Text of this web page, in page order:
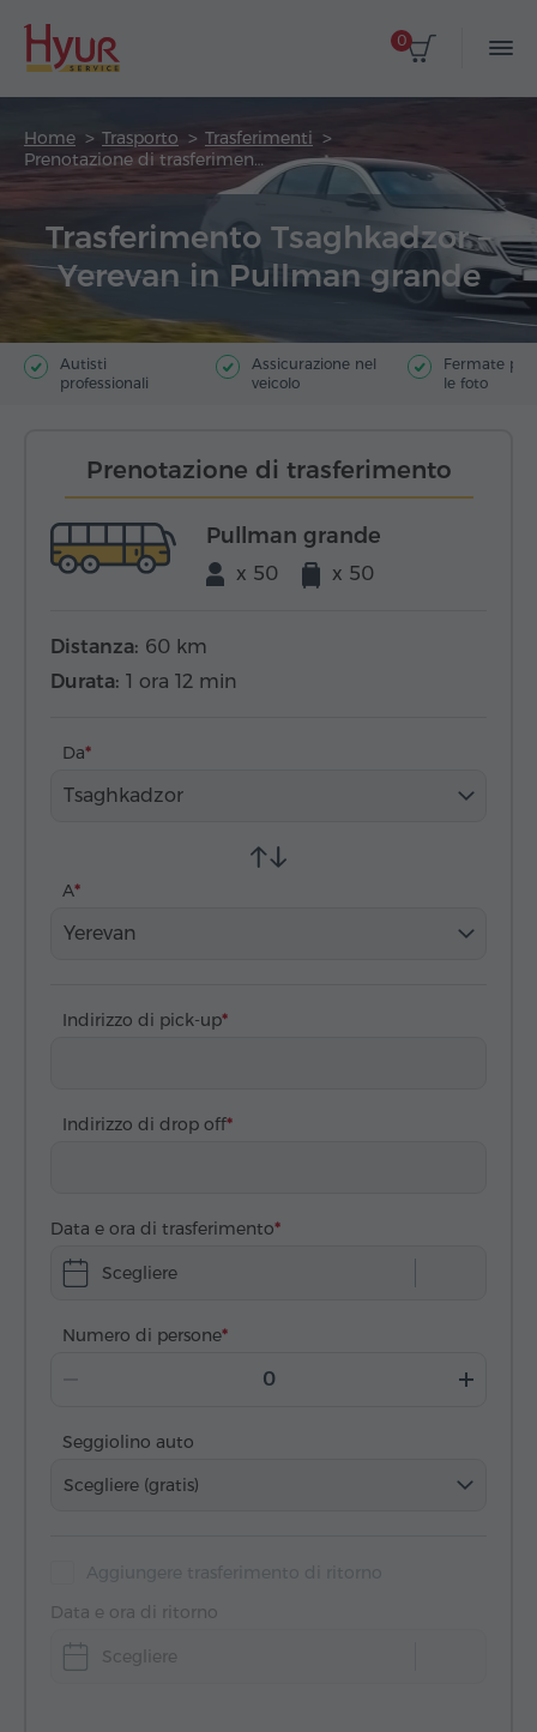
0
Home Trasporto
Trasferimenti
Prenotazione di trasferimento
Trasferimento Tsaghkadzor –
Yerevan in Pullman grande
Autisti
professionali
Assicurazione nel
veicolo
Fermate
le foto
Prenotazione di trasferimento
Pullman grande
x 50 x 50
Distanza: 60 km
Durata: 1 ora 12 min
Da
Tsaghkadzor
A
Yerevan
Indirizzo di pick-up
Indirizzo di drop off
Data e ora di trasferimento
Scegliere
Numero di persone
Seggiolino auto
Scegliere (gratis)
Data e ora di ritorno
Scegliere